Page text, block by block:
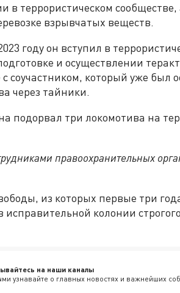
террористическом сообществе,
взрывчатых веществ.
году он вступил в
и осуществлении
соучастником, который уже был
через тайники.
подорвал три локомотива на
правоохранительных
из которых первые три
колонии
на наши каналы
узнавайте о главных новостях и важнейших